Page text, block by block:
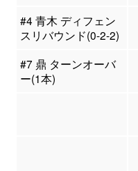
#4 青木 ディフェン
スリバウンド(0-2-2)
#7 鼎 ターンオーバ
ー(1本)